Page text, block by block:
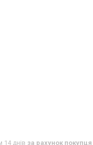
14 днів за рахунок покупця